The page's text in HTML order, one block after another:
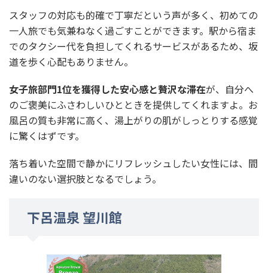
スタッフの対応も的確で丁寧だという声が多く、初めての
一人旅でも気兼ねなく過ごすことができます。駅から宿ま
でのタクシー代を負担してくれるサービスがあるため、坂
道を歩く心配もありません。
女子旅部門1位を獲得した安心感と贅沢な滞在が、自分へ
のご褒美にふさわしいひとときを提供してくれますよ。お
風呂の質も非常に高く、湯上がりの肌がしっとりする感覚
に驚くはずです。
落ち着いた空間で静かにリフレッシュしたい女性には、間
違いのない選択肢となるでしょう。
下呂温泉 望川館